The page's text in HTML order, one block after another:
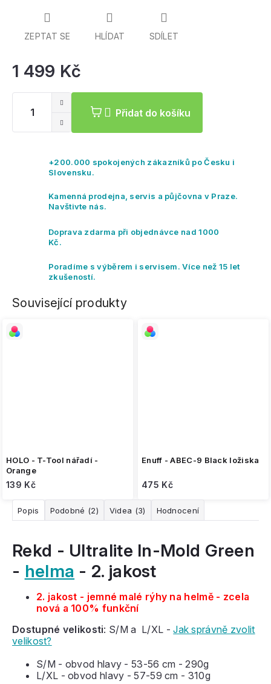
1 499 Kč
Přidat do košíku
díky tomu máte jistotu bezpečnosti. P
sportovní helmy je antibakteriální, vyjímatelné a
pratelné.
ZEPTAT SE HLÍDAT SDÍLET
+200.000 spokojených zákazníků po Česku i
Slovensku.
Kamenná prodejna, servis a půjčovna v Praze.
Navštivte nás.
Doprava zdarma při objednávce nad 1000
Kč.
Poradíme s výběrem i servisem. Více než 15 let
zkušeností.
Související produkty
HOLO - T-Tool nářadí -
Orange
139 Kč
Enuff - ABEC-9 Black ložiska
475 Kč
Popis Podobné (2) Videa (3) Hodnocení
Rekd - Ultralite In-Mold Green
- helma - 2. jakost
2. jakost - jemné malé rýhy na helmě - zcela
nová a 100% funkční
Dostupné velikosti: S/M a L/XL -Jak správně zvolit
velikost?
S/M - obvod hlavy - 53-56 cm - 290g
L/XL - obvod hlavy - 57-59 cm - 310g